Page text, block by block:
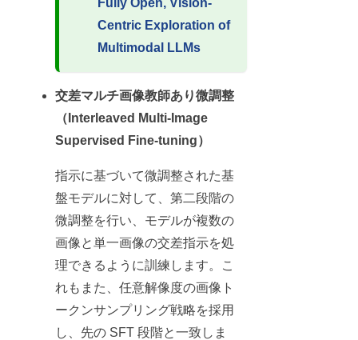
Centric Exploration of
Multimodal LLMs
交差マルチ画像教師あり微調整
（Interleaved Multi-Image
Supervised Fine-tuning）
指示に基づいて微調整された基
盤モデルに対して、第二段階の
微調整を行い、モデルが複数の
画像と単一画像の交差指示を処
理できるように訓練します。こ
れもまた、任意解像度の画像ト
ークンサンプリング戦略を採用
し、先の SFT 段階と一致しま